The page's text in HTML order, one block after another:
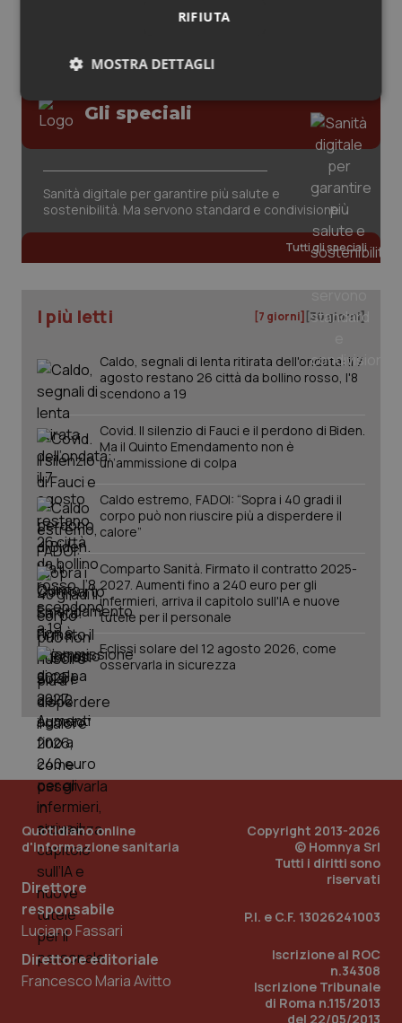
Toscana
Umbria
Valle D’Aosta
Veneto
Obesità
Oftalmologia
Oncodermatologia
Oncoematologia
Oncologia & Nutrizione
Psoriasi & pelle
Quotidiano Cardiologia
Quotidiano Chirurgia
Quotidiano Oncologia
Quotidiano Pediatria
Rene & patologie urogenitali
Salute orale & impianti
Sangue & coagulazione
Tiroide
Tumore al seno
Tumore ovarico
Tumori del Polmone & Testa Collo
Tumori gastrointestinali
Ulcera & Reflusso
Gli speciali
Sanità digitale per garantire più salute e
sostenibilità. Ma servono standard e condivisione
Tutti gli speciali
I più letti [7 giorni] [30 giorni]
Caldo, segnali di lenta ritirata dell'ondata: il 7
agosto restano 26 città da bollino rosso, l'8
scendono a 19
Covid. Il silenzio di Fauci e il perdono di Biden.
Ma il Quinto Emendamento non è
un’ammissione di colpa
Caldo estremo, FADOI: “Sopra i 40 gradi il
corpo può non riuscire più a disperdere il
calore”
Comparto Sanità. Firmato il contratto 2025-
2027. Aumenti fino a 240 euro per gli
infermieri, arriva il capitolo sull'IA e nuove
tutele per il personale
Eclissi solare del 12 agosto 2026, come
osservarla in sicurezza
Quotidiano online
d'informazione sanitaria
Direttore
responsabile
Luciano Fassari
Direttore editoriale
Francesco Maria Avitto
Copyright 2013-2026
© Homnya Srl
Tutti i diritti sono
riservati
P.I. e C.F. 13026241003
Iscrizione al ROC
n.34308
Iscrizione Tribunale
di Roma n.115/2013
del 22/05/2013
RIFIUTA
MOSTRA DETTAGLI
Necessari Statistici Marketing
I cookie necessari contribuiscono a rendere fruibile il
funzionare correttamente senza questi cookie.
VISITOR_PRIVACY_METADATA
YouTube
.youtube.com
CookieScriptConsent
tracking-sites-ironfish-
tracking-enable
www.quotidianosanita.it
2
tracking-sites-ironfish-
www.quotidianosanita.it
2